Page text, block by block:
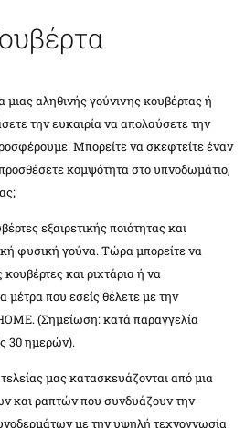
αληθινής γούνινης κουβέρτας ή
την ευκαιρία να απολαύσετε την
Μπορείτε να σκεφτείτε έναν
κομψότητα στο υπνοδωμάτιο,
εξαιρετικής ποιότητας και
φυσική γούνα. Τώρα μπορείτε να
και ριχτάρια ή να
μέτρα που εσείς θέλετε με την
(Σημείωση: κατά παραγγελία
30 ημερών).
μας κατασκευάζονται από μια
και ραπτών που συνδυάζουν την
με την υψηλή τεχνογνωσία